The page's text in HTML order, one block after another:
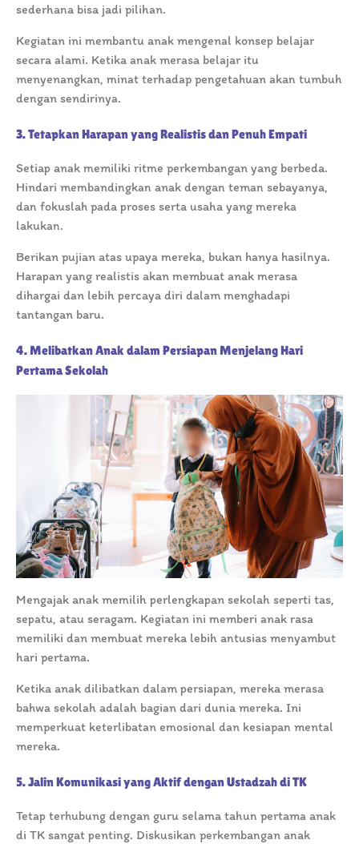
sederhana bisa jadi pilihan.
Kegiatan ini membantu anak mengenal konsep belajar
secara alami. Ketika anak merasa belajar itu
menyenangkan, minat terhadap pengetahuan akan tumbuh
dengan sendirinya.
3. Tetapkan Harapan yang Realistis dan Penuh Empati
Setiap anak memiliki ritme perkembangan yang berbeda.
Hindari membandingkan anak dengan teman sebayanya,
dan fokuslah pada proses serta usaha yang mereka
lakukan.
Berikan pujian atas upaya mereka, bukan hanya hasilnya.
Harapan yang realistis akan membuat anak merasa
dihargai dan lebih percaya diri dalam menghadapi
tantangan baru.
4. Melibatkan Anak dalam Persiapan Menjelang Hari
Pertama Sekolah
Mengajak anak memilih perlengkapan sekolah seperti tas,
sepatu, atau seragam. Kegiatan ini memberi anak rasa
memiliki dan membuat mereka lebih antusias menyambut
hari pertama.
Ketika anak dilibatkan dalam persiapan, mereka merasa
bahwa sekolah adalah bagian dari dunia mereka. Ini
memperkuat keterlibatan emosional dan kesiapan mental
mereka.
5. Jalin Komunikasi yang Aktif dengan Ustadzah di TK
Tetap terhubung dengan guru selama tahun pertama anak
di TK sangat penting. Diskusikan perkembangan anak